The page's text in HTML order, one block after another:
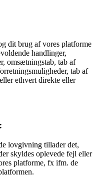
dit brug af vores platforme
handlinger,
omsætningstab, tab af
tab af
ethvert direkte eller
lovgivning tillader det,
skyldes oplevede fejl eller
platforme, fx ifm. de